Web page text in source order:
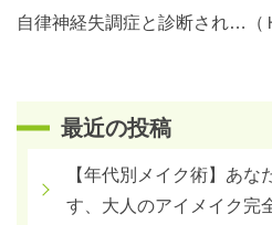
自律神経失調症と診断され…（
最近の投稿
【年代別メイク術】あな
す、大人のアイメイク完